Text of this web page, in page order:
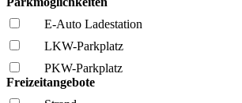
E-Auto Ladestation
LKW-Parkplatz
PKW-Parkplatz
Freizeitangebote